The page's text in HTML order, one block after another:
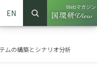
EN
サイト内検索
検索
Webマガジン
（別ウイ
ムの構築とシナリオ分析